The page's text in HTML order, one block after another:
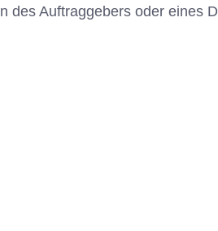
des Auftraggebers oder eines